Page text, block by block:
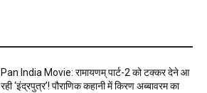
Pan India Movie: रामायणम् पार्ट-2 को टक्कर देने आ
रही ‘इंद्रपुत्र’! पौराणिक कहानी में किरण अब्बावरम का